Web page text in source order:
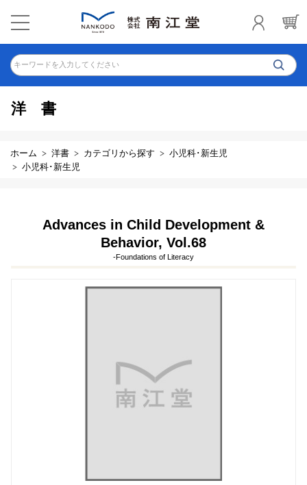
キーワードを入力してください
洋書
ホーム 洋書 カテゴリから探す
小児科･新生児
小児科･新生児
Advances in Child Development &
Behavior, Vol.68
-Foundations of Literacy